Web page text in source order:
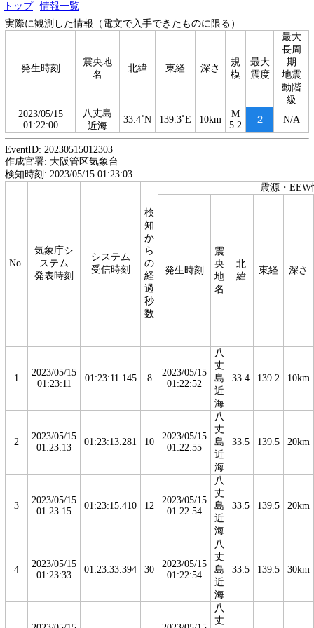
トップ
情報一覧
実際に観測した情報（電文で入手できたものに限る）
発生時刻
震央地
名
北緯 東経 深さ
規
模
最大
震度
最大
長周
期
地震
動階
級
2023/05/15
01:22:00
八丈島
近海
33.4˚N 139.3˚E 10km
M
5.2
２ N/A
EventID: 20230515012303
作成官署: 大阪管区気象台
検知時刻: 2023/05/15 01:23:03
No.
気象庁シ
ステム
発表時刻
システム
受信時刻
検
知
か
ら
の
経
過
秒
数
震源・EEW
発生時刻
震
央
地
名
北
緯
東経 深さ
1
2023/05/15
01:23:11
01:23:11.145 8
2023/05/15
01:22:52
八
丈
島
近
海
33.4 139.2 10km
2
2023/05/15
01:23:13
01:23:13.281 10
2023/05/15
01:22:55
八
丈
島
近
海
33.5 139.5 20km
3
2023/05/15
01:23:15
01:23:15.410 12
2023/05/15
01:22:54
八
丈
島
近
海
33.5 139.5 20km
4
2023/05/15
01:23:33
01:23:33.394 30
2023/05/15
01:22:54
八
丈
島
近
海
33.5 139.5 30km
八
丈